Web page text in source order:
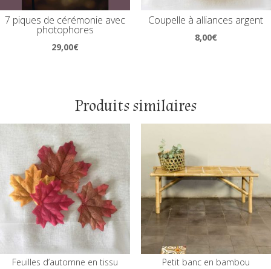
7 piques de cérémonie avec
photophores
29,00€
Coupelle à alliances argent
8,00€
Produits similaires
Feuilles d’automne en tissu
Petit banc en bambou